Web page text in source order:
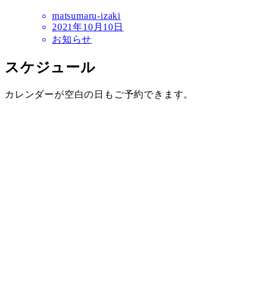
matsumaru-izaki
2021年10月10日
お知らせ
スケジュール
カレンダーが空白の日もご予約できます。